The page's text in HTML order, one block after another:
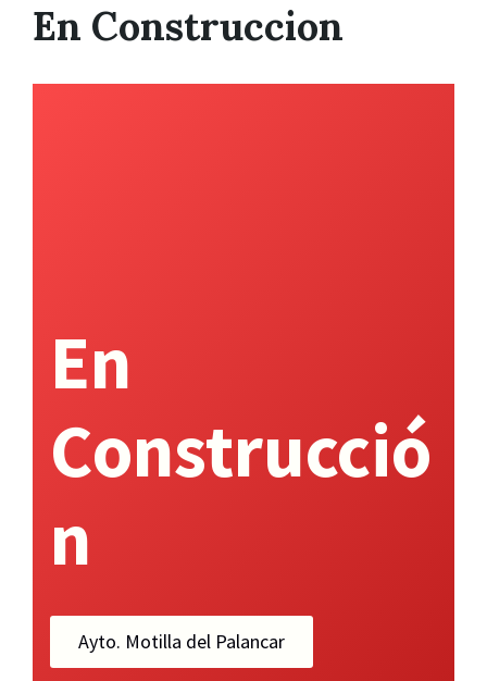
En Construccion
En
Construcció
n
Ayto. Motilla del Palancar